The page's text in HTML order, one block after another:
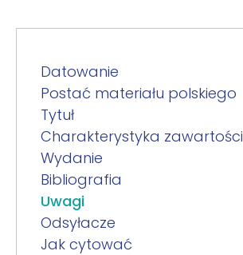
Datowanie
Postać materiału polskiego
Tytuł
Charakterystyka zawartości
Wydanie
Bibliografia
Uwagi
Odsyłacze
Jak cytować